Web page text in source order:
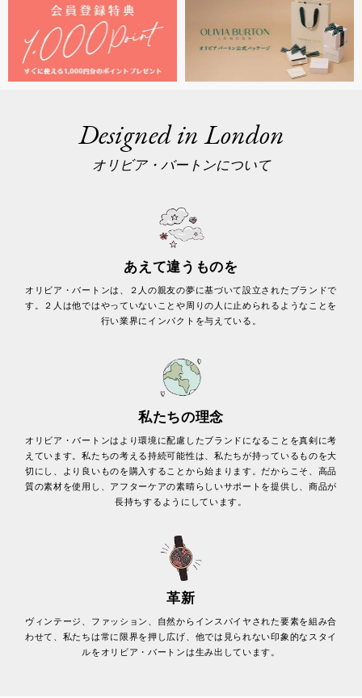
Designed in London
オリビア・バートンについて
あえて違うものを
オリビア・バートンは、２人の親友の夢に基づいて設立されたブランドで
す。２人は他ではやっていないことや周りの人に止められるようなことを
行い業界にインパクトを与えている。
私たちの理念
オリビア・バートンはより環境に配慮したブランドになることを真剣に考
えています。私たちの考える持続可能性は、私たちが持っているものを大
切にし、より良いものを購入することから始まります。だからこそ、高品
質の素材を使用し、アフターケアの素晴らしいサポートを提供し、商品が
長持ちするようにしています。
革新
ヴィンテージ、ファッション、自然からインスパイヤされた要素を組み合
わせて、私たちは常に限界を押し広げ、他では見られない印象的なスタイ
ルをオリビア・バートンは生み出しています。